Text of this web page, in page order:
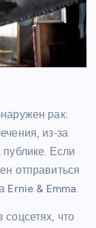
рак:
из‑за
Если
отправиться
Ernie & Emma.
что